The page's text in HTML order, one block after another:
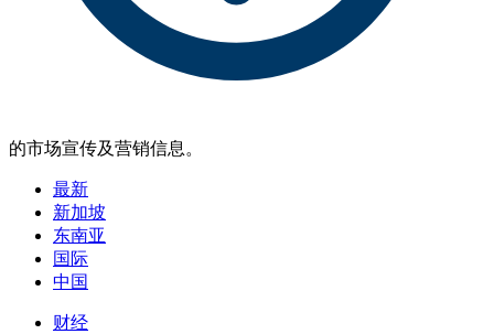
的市场宣传及营销信息。
最新
新加坡
东南亚
国际
中国
财经